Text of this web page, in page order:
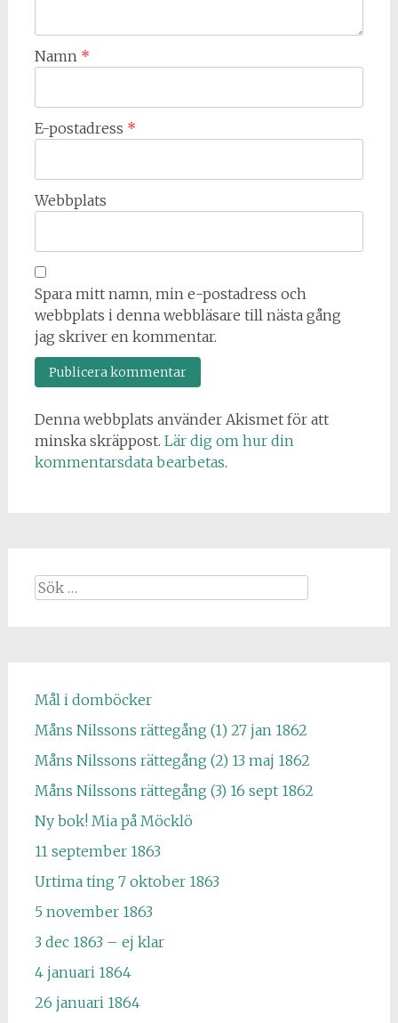
Namn *
E-postadress *
Webbplats
Spara mitt namn, min e-postadress och
webbplats i denna webbläsare till nästa gång
jag skriver en kommentar.
Denna webbplats använder Akismet för att
minska skräppost. Lär dig om hur din
kommentarsdata bearbetas.
Sök
Mål i domböcker
Måns Nilssons rättegång (1) 27 jan 1862
Måns Nilssons rättegång (2) 13 maj 1862
Måns Nilssons rättegång (3) 16 sept 1862
Ny bok! Mia på Möcklö
11 september 1863
Urtima ting 7 oktober 1863
5 november 1863
3 dec 1863 – ej klar
4 januari 1864
26 januari 1864